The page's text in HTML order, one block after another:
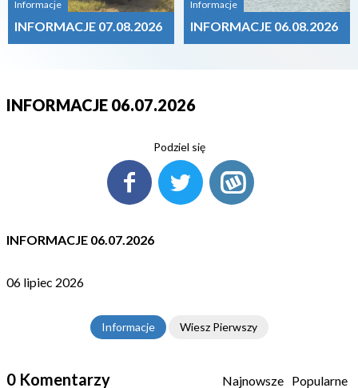
Informacje
INFORMACJE 07.08.2026
Informacje
INFORMACJE 06.08.2026
INFORMACJE 06.07.2026
Podziel się
INFORMACJE 06.07.2026
06 lipiec 2026
Informacje Wiesz Pierwszy
0 Komentarzy Popularne
Najnowsze